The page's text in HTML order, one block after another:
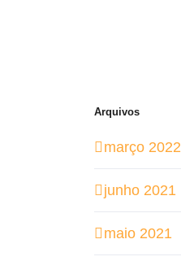
Arquivos
março 2022
junho 2021
maio 2021